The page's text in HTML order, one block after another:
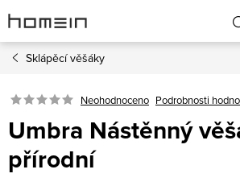
na
obsah
Sklápěcí věšáky
Neohodnoceno Podrobnosti
Umbra Nástěnný
přírodní